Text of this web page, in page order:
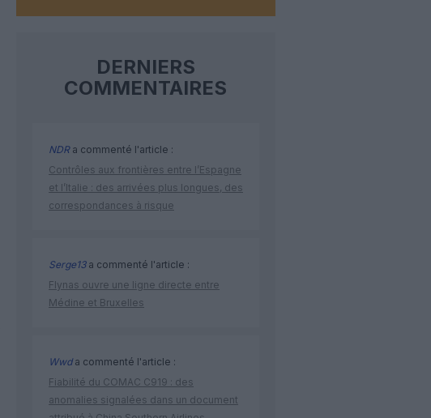
DERNIERS
COMMENTAIRES
NDRa commenté l'article :
Contrôles aux frontières entre l’Espagne
et l’Italie : des arrivées plus longues, des
correspondances à risque
Serge13a commenté l'article :
Flynas ouvre une ligne directe entre
Médine et Bruxelles
Wwda commenté l'article :
Fiabilité du COMAC C919 : des
anomalies signalées dans un document